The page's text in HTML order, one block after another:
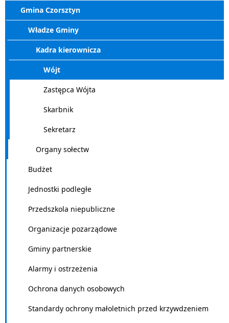
Gmina Czorsztyn
Władze Gminy
Kadra kierownicza
Wójt
Zastępca Wójta
Skarbnik
Sekretarz
Organy sołectw
Budżet
Jednostki podległe
Przedszkola niepubliczne
Organizacje pozarządowe
Gminy partnerskie
Alarmy i ostrzeżenia
Ochrona danych osobowych
Standardy ochrony małoletnich przed krzywdzeniem